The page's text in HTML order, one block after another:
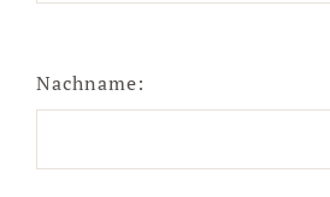
Nachname: